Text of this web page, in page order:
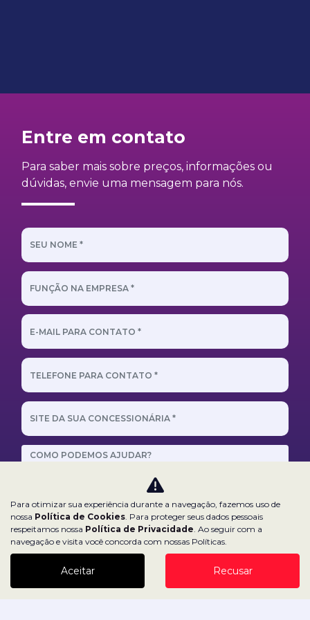
Entre em contato
Para saber mais sobre preços, informações ou
dúvidas, envie uma mensagem para nós.
Aceito receber comunicação via e-mail
Aceito receber comunicação via celular
Para otimizar sua experiência durante a navegação, fazemos uso de
nossa Política de Cookies. Para proteger seus dados pessoais
respeitamos nossa Política de Privacidade. Ao seguir com a
navegação e visita você concorda com nossas Políticas.
Aceitar Recusar